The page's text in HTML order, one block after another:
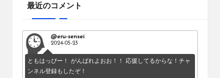
最近のコメント
@eru-sensei
2024-05-23
ともはっぴー！ がんばれよおお！！ 応援してるからな！チャ
ンネル登録もしたぞ！